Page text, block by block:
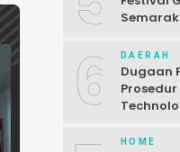
6 DAERAH
Dugaan
Prosedur
HOME